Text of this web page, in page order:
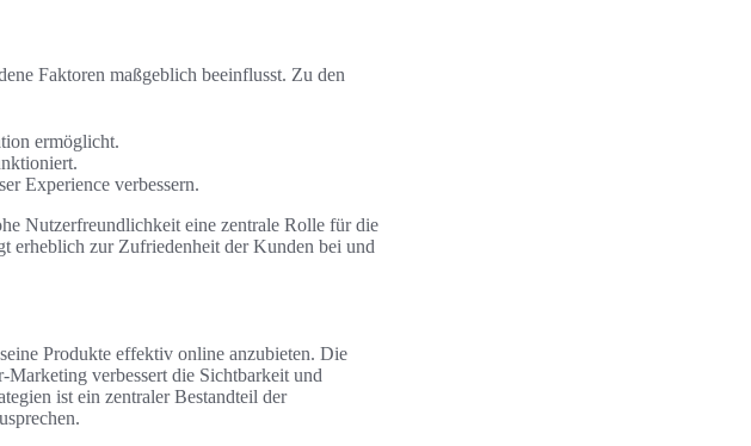
Faktoren maßgeblich beeinflusst. Zu den
ermöglicht.
Experience verbessern.
Nutzerfreundlichkeit eine zentrale Rolle für die
erheblich zur Zufriedenheit der Kunden bei und
Produkte effektiv online anzubieten. Die
verbessert die Sichtbarkeit und
ist ein zentraler Bestandteil der